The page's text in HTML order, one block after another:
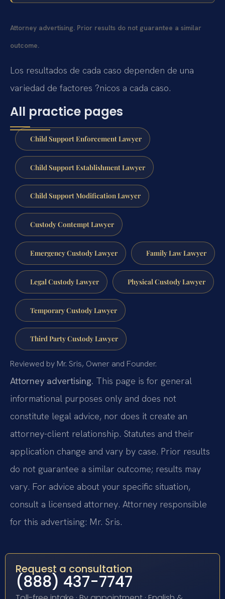
Attorney advertising. Prior results do not guarantee a similar
outcome.
Los resultados de cada caso dependen de una
variedad de factores ?nicos a cada caso.
All practice pages
Child Support Enforcement Lawyer
Child Support Establishment Lawyer
Child Support Modification Lawyer
Custody Contempt Lawyer
Emergency Custody Lawyer Family Law Lawyer
Legal Custody Lawyer Physical Custody Lawyer
Temporary Custody Lawyer
Third Party Custody Lawyer
Reviewed by Mr. Sris, Owner and Founder.
Attorney advertising. This page is for general
informational purposes only and does not
constitute legal advice, nor does it create an
attorney-client relationship. Statutes and their
application change and vary by case. Prior results
do not guarantee a similar outcome; results may
vary. For advice about your specific situation,
consult a licensed attorney. Attorney responsible
for this advertising: Mr. Sris.
Request a consultation
(888) 437-7747